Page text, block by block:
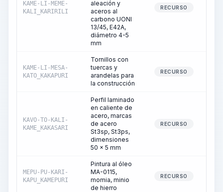
KAME-LI-MEME-
KALI_KARIRILI
aleación y
aceros al
carbono UONI
13/45, E42A,
diámetro 4-5
mm
RECURSO
KAME-LI-MESA-
KATO_KAKAPURI
Tornillos con
tuercas y
arandelas para
la construcción
RECURSO
KAVO-TO-KALI-
KAME_KAKASARI
Perfil laminado
en caliente de
acero, marcas
de acero
St3sp, St3ps,
dimensiones
50 x 5 mm
RECURSO
MEPU-PU-KARI-
KAPU_KAMEPURI
Pintura al óleo
MA-0115,
momia, minio
de hierro
RECURSO